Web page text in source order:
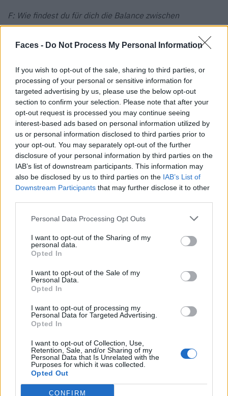
Faces - Do Not Process My Personal Information
If you wish to opt-out of the sale, sharing to third parties, or
processing of your personal or sensitive information for
targeted advertising by us, please use the below opt-out
section to confirm your selection. Please note that after your
opt-out request is processed you may continue seeing
interest-based ads based on personal information utilized by
us or personal information disclosed to third parties prior to
your opt-out. You may separately opt-out of the further
disclosure of your personal information by third parties on the
IAB’s list of downstream participants. This information may
also be disclosed by us to third parties on the IAB’s List of
Downstream Participants that may further disclose it to other
Personal Data Processing Opt Outs
I want to opt-out of the Sharing of my
personal data.
Opted In
I want to opt-out of the Sale of my
Personal Data.
Opted In
I want to opt-out of processing my
Personal Data for Targeted Advertising.
Opted In
I want to opt-out of Collection, Use,
Retention, Sale, and/or Sharing of my
Personal Data that Is Unrelated with the
Purposes for which it was collected.
Opted Out
CONFIRM
F: Wie findest du für dich die Balance zwischen
Wohlfühlen und unrealistischen Schönheitsidealen?
AK: Indem man ehrlich mit sich ist. Ich mache solche
irgendwelchen Idealen hinterherzulaufen. Wenn man das
verinnerlicht, wird alles viel entspannter.
ULTHERAPY PRIME®
Straffere Haut ganz ohne Nadeln und Narkose?
Ultherapy PRIME , das unter anderem bei Capital
Aesthetics in Berlin angeboten wird, ist eine nicht-invasive
Behandlung, die die körpereigene Kollagen- und
Elastinstimulation anregt1-8. Ein mikrofokussierter
Ultraschall mit integrierter Echtzeit-Visualisierung
ermöglicht es, die individuellen Hautstrukturen unter der
Oberfläche präzise zu erfassen. So werden
Energieimpulse dort abgegeben, wo sie am meisten
Wirkung entfalten können. Die obere und untere
Gesichtshälfte sowie Hals und Dekolleté können dadurch
ohne Operation geliftet werden.
Für weitere Informationen in den Fußnoten klickst du
Du ziehst eine Ultherapy PRIME® -Behandlung oder
Katharina Brüggemann bei Capital Aesthetics alles
anbietet.
Fotos: © Merz Aesthetics